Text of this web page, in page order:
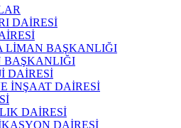
DAİRESİ
LİMAN BAŞKANLIĞI
BAŞKANLIĞI
DAİRESİ
İNŞAAT DAİRESİ
DAİRESİ
DAİRESİ